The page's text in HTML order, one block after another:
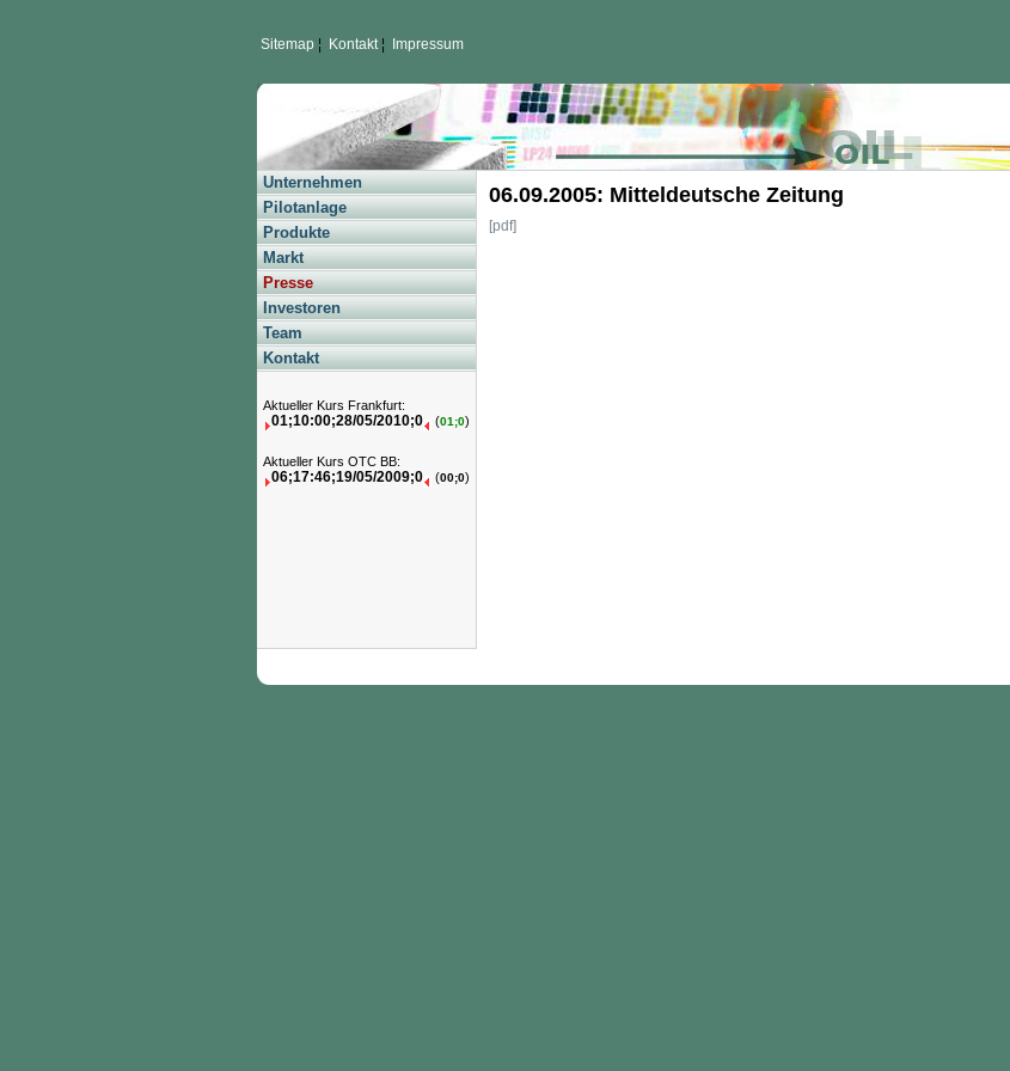
Sitemap¦ Kontakt¦ Impressum
Unternehmen
Pilotanlage
Produkte
Markt
Presse
Investoren
Team
Kontakt
Aktueller Kurs Frankfurt:
01;10:00;28/05/2010;0 (01;0)
Aktueller Kurs OTC BB:
06;17:46;19/05/2009;0 (00;0)
06.09.2005: Mitteldeutsche Zeitung
[pdf]